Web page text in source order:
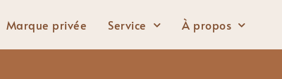
Marque privée Service À propos